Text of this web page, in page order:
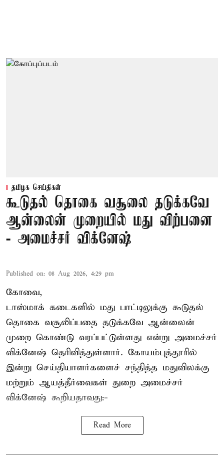
தமிழக செய்திகள்
கூடுதல் தொகை வசூலை தடுக்கவே
ஆன்லைன் முறையில் மது விற்பனை
- அமைச்சர் விக்னேஷ்
Published on: 08 Aug 2026, 4:29 pm
கோவை,
டாஸ்மாக் கடைகளில் மது பாட்டிலுக்கு கூடுதல்
தொகை வசூலிப்பதை தடுக்கவே ஆன்லைன்
முறை கொண்டு வரப்பட்டுள்ளது என்று அமைச்சர்
விக்னேஷ் தெரிவித்துள்ளார். கோயம்புத்தூரில்
இன்று செய்தியாளர்களைச் சந்தித்த மதுவிலக்கு
மற்றும் ஆயத்தீர்வைகள் துறை அமைச்சர்
விக்னேஷ் கூறியதாவது:-
Read More